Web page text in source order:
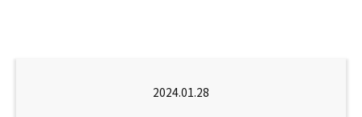
2024.01.28